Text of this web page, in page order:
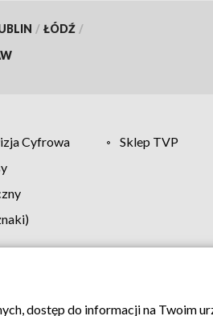
/ ŁÓDŹ /
Cyfrowa
Sklep TVP
Kontakt
dostęp do informacji na Twoim